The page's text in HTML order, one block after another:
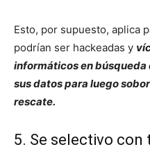
Esto, por supuesto, aplica
podrían ser hackeadas y
informáticos en
sus datos para luego
rescate.
5. Se selectivo